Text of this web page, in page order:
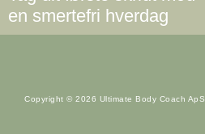
en smertefri hverdag
Copyright © 2026 Ultimate Body Coach ApS